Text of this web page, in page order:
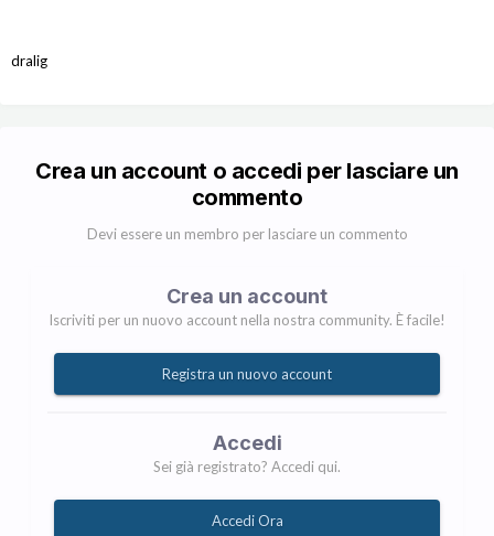
dralig
Crea un account o accedi per lasciare un
commento
Devi essere un membro per lasciare un commento
Crea un account
Iscriviti per un nuovo account nella nostra community. È facile!
Registra un nuovo account
Accedi
Sei già registrato? Accedi qui.
Accedi Ora